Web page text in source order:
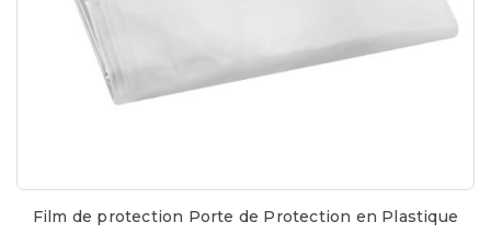
Film de protection Porte de Protection en Plastique